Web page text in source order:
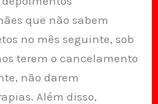
que não sabem
no mês seguinte, sob
terem o cancelamento
não darem
Além disso,